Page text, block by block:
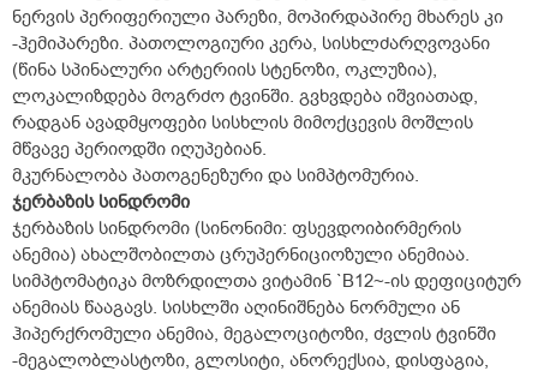
ნერვის პერიფერიული პარეზი, მოპირდაპირე მხარეს კი
-ჰემიპარეზი. პათოლოგიური კერა, სისხლძარღვოვანი
(წინა სპინალური არტერიის სტენოზი, ოკლუზია),
ლოკალიზდება მოგრძო ტვინში. გვხვდება იშვიათად,
რადგან ავადმყოფები სისხლის მიმოქცევის მოშლის
მწვავე პერიოდში იღუპებიან.
მკურნალობა პათოგენეზური და სიმპტომურია.
ჯერბაზის სინდრომი
ჯერბაზის სინდრომი (სინონიმი: ფსევდოიბირმერის
ანემია) ახალშობილთა ცრუპერნიციოზული ანემიაა.
სიმპტომატიკა მოზრდილთა ვიტამინ `B12~-ის დეფიციტურ
ანემიას წააგავს. სისხლში აღინიშნება ნორმული ან
ჰიპერქრომული ანემია, მეგალოციტოზი, ძვლის ტვინში
-მეგალობლასტოზი, გლოსიტი, ანორექსია, დისფაგია,